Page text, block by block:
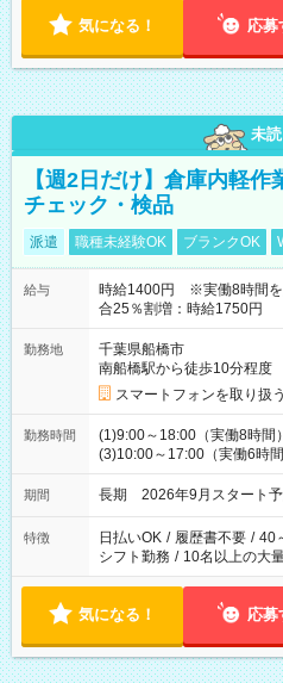
気になる！ 応募
未読
【週2日だけ】倉庫内軽
チェック・検品
派遣 職種未経験OK ブランクOK
給与
時給1400円 ※実働8時間を
合25％割増：時給1750円
勤務地
千葉県船橋市
南船橋駅から徒歩10分程度
スマートフォンを取り扱
勤務時間
(1)9:00～18:00（実働8時間
(3)10:00～17:00（実働6時
期間 長期 2026年9月スタート
特徴 日払いOK / 履歴書不要 / 40
シフト勤務 / 10名以上の大
気になる！ 応募